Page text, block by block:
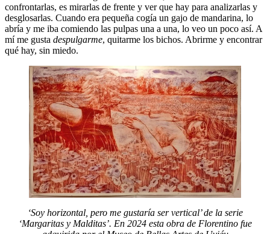
confrontarlas, es mirarlas de frente y ver que hay para analizarlas y
desglosarlas. Cuando era pequeña cogía un gajo de mandarina, lo
abría y me iba comiendo las pulpas una a una, lo veo un poco así. A
mí me gusta despulgarme, quitarme los bichos. Abrirme y encontrar
qué hay, sin miedo.
‘Soy horizontal, pero me gustaría ser vertical’ de la serie
‘Margaritas y Malditas’. En 2024 esta obra de Florentino fue